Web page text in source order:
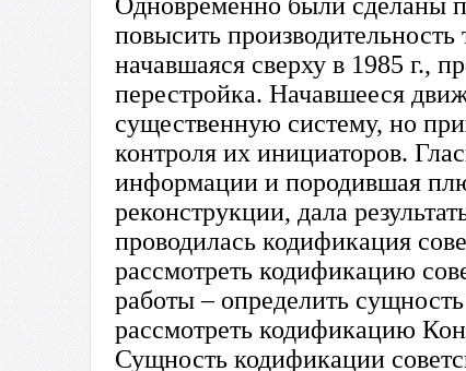
повысить
начавшаяся сверху в 1985 г.,
перестройка. Начавшееся
существенную систему, но
контроля их инициаторов.
информации и породившая
реконструкции, дала
проводилась кодификация
рассмотреть кодификацию
работы – определить
рассмотреть кодификацию
Сущность кодификации